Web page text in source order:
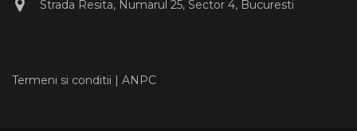
Strada Resita, Numarul 25, Sector 4, Bucuresti
Termeni si conditii | ANPC